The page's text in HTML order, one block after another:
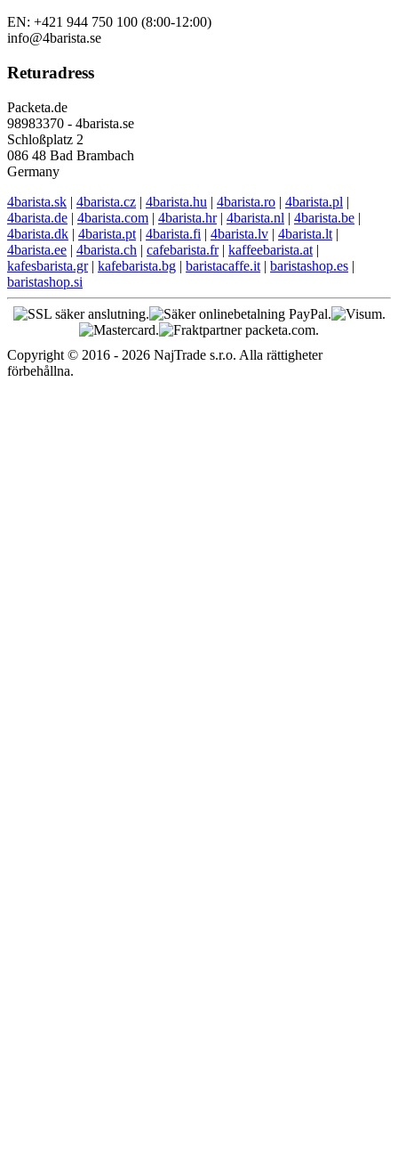
EN: +421 944 750 100 (8:00-12:00)
info@4barista.se
Returadress
Packeta.de
98983370 - 4barista.se
Schloßplatz 2
086 48 Bad Brambach
Germany
4barista.sk | 4barista.cz | 4barista.hu | 4barista.ro | 4barista.pl |
4barista.de | 4barista.com | 4barista.hr| 4barista.nl | 4barista.be |
4barista.dk | 4barista.pt | 4barista.fi | 4barista.lv | 4barista.lt |
4barista.ee | 4barista.ch | cafebarista.fr| kaffeebarista.at |
kafesbarista.gr| kafebarista.bg | baristacaffe.it | baristashop.es |
baristashop.si
Copyright © 2016 - 2026 NajTrade s.r.o. Alla rättigheter
förbehållna.